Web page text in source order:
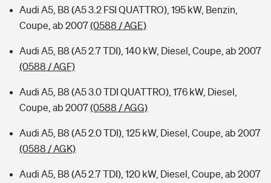
Audi A5, B8 (A5 3.2 FSI QUATTRO), 195 kW, Benzin,
Coupe, ab 2007(0588 / AGE)
Audi A5, B8 (A5 2.7 TDI), 140 kW, Diesel, Coupe, ab 2007
(0588 / AGF)
Audi A5, B8 (A5 3.0 TDI QUATTRO), 176 kW, Diesel,
Coupe, ab 2007(0588 / AGG)
Audi A5, B8 (A5 2.0 TDI), 125 kW, Diesel, Coupe, ab 2007
(0588 / AGK)
Audi A5, B8 (A5 2.7 TDI), 120 kW, Diesel, Coupe, ab 2007